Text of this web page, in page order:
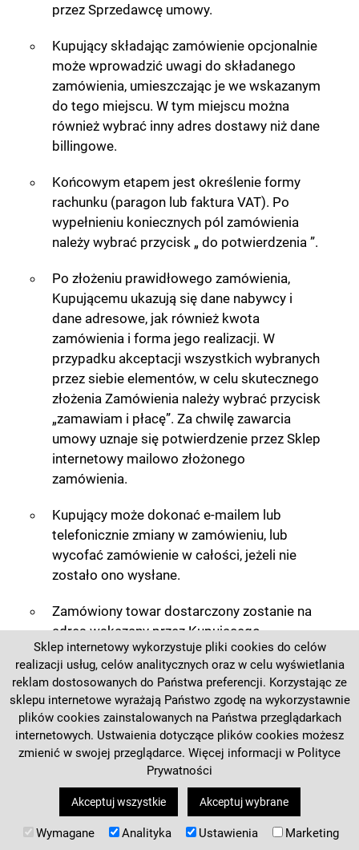
Sklep internetowy wykorzystuje pliki cookies do celów
realizacji usług, celów analitycznych oraz w celu wyświetlania
reklam dostosowanych do Państwa preferencji. Korzystając ze
sklepu internetowe wyrażają Państwo zgodę na wykorzystawnie
plików cookies zainstalowanych na Państwa przeglądarkach
internetowych. Ustwaienia dotyczące plików cookies możesz
zmienić w swojej przeglądarce. Więcej informacji w Polityce
Prywatności
Akceptuj wszystkie Akceptuj wybrane
Wymagane Analityka Ustawienia Marketing
przez Sprzedawcę umowy.
Kupujący składając zamówienie opcjonalnie
może wprowadzić uwagi do składanego
zamówienia, umieszczając je we wskazanym
do tego miejscu. W tym miejscu można
również wybrać inny adres dostawy niż dane
billingowe.
Końcowym etapem jest określenie formy
rachunku (paragon lub faktura VAT). Po
wypełnieniu koniecznych pól zamówienia
należy wybrać przycisk „ do potwierdzenia ”.
Po złożeniu prawidłowego zamówienia,
Kupującemu ukazują się dane nabywcy i
dane adresowe, jak również kwota
zamówienia i forma jego realizacji. W
przypadku akceptacji wszystkich wybranych
przez siebie elementów, w celu skutecznego
złożenia Zamówienia należy wybrać przycisk
„zamawiam i płacę”. Za chwilę zawarcia
umowy uznaje się potwierdzenie przez Sklep
internetowy mailowo złożonego
zamówienia.
Kupujący może dokonać e-mailem lub
telefonicznie zmiany w zamówieniu, lub
wycofać zamówienie w całości, jeżeli nie
zostało ono wysłane.
Zamówiony towar dostarczony zostanie na
adres wskazany przez Kupującego.
Dniem wykonania Umowy zawartej za
pośrednictwem Sklepu internetowego jest
dzień odbioru przesyłki przez Kupującego.
V SPOSÓB PŁATNOŚCI
Wszystkie ceny w Sklepie są cenami brutto,
zawierającymi podatek od towarów i usług
(VAT).